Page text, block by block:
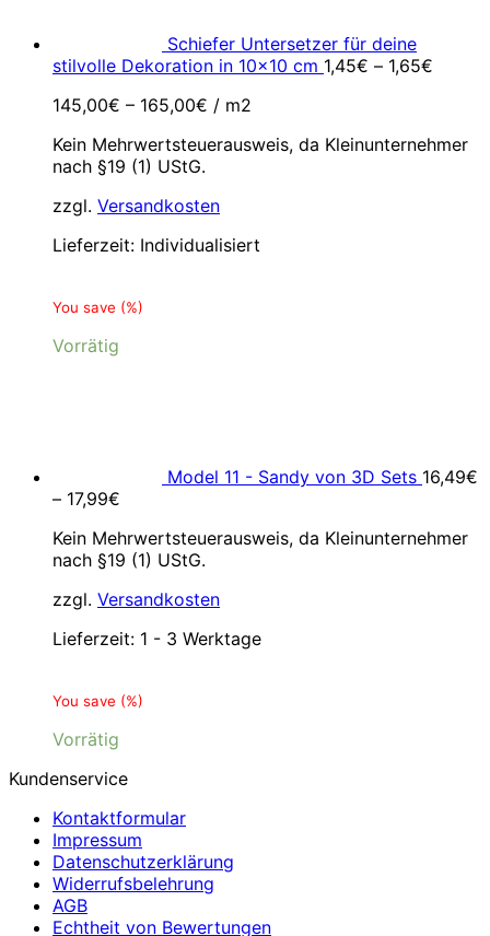
Schiefer Untersetzer für deine
stilvolle Dekoration in 10x10 cm 1,45€ – 1,65€
145,00€ – 165,00€ / m2
Kein Mehrwertsteuerausweis, da Kleinunternehmer
nach §19 (1) UStG.
zzgl. Versandkosten
Lieferzeit: Individualisiert
You save (%)
Vorrätig
Model 11 - Sandy von 3D Sets 16,49€
– 17,99€
Kein Mehrwertsteuerausweis, da Kleinunternehmer
nach §19 (1) UStG.
zzgl. Versandkosten
Lieferzeit: 1 - 3 Werktage
You save (%)
Vorrätig
Kundenservice
Kontaktformular
Impressum
Datenschutzerklärung
Widerrufsbelehrung
AGB
Echtheit von Bewertungen